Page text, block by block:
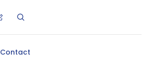
Contact